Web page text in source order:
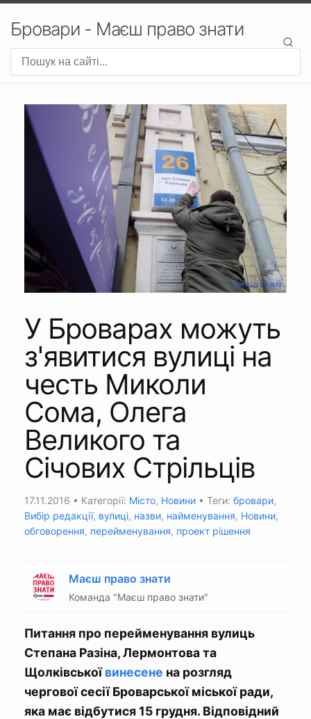
Бровари - Маєш право знати
У Броварах можуть
з'явитися вулиці на
честь Миколи
Сома, Олега
Великого та
Січових Стрільців
17.11.2016 • Категорії: Місто, Новини • Теги: бровари,
Вибір редакції, вулиці, назви, найменування, Новини,
обговорення, перейменування, проект рішення
Маєш право знати
Команда "Маєш право знати"
Питання про перейменування вулиць
Степана Разіна, Лермонтова та
Щолківськоївинесене на розгляд
чергової сесії Броварської міської ради,
яка має відбутися 15 грудня. Відповідний